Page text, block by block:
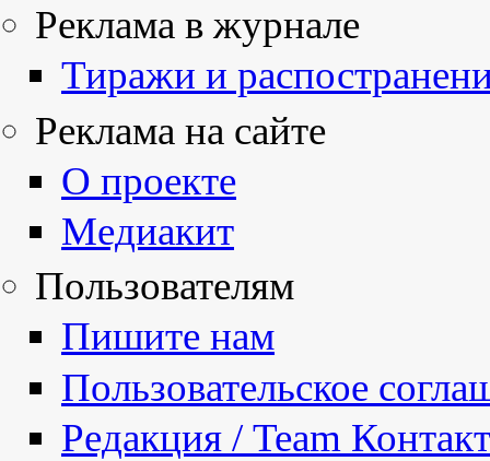
Реклама в журнале
Тиражи и
Реклама на сайте
О проекте
Медиакит
Пользователям
Пишите нам
Пользовательское
Редакция / Team